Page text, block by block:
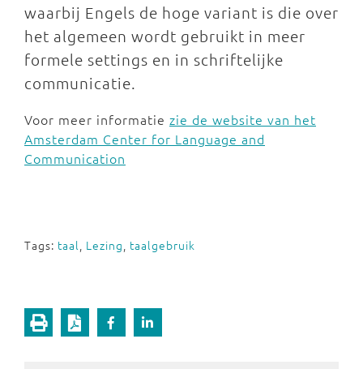
waarbij Engels de hoge variant is die over
het algemeen wordt gebruikt in meer
formele settings en in schriftelijke
communicatie.
Voor meer informatie zie de website van het
Amsterdam Center for Language and
Communication
Tags: taal, Lezing, taalgebruik